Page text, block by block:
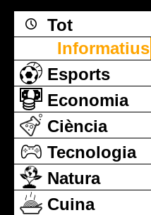
Tot
Informatius
Esports
Economia
Ciència
Tecnologia
Natura
Cuina